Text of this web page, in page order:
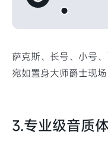
萨克斯、长号、小号
宛如置身大师爵士现场
3.专业级音质